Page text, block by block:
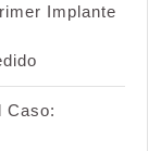
Implante
Caso: